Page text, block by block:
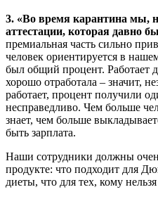
3. «Во время карантина мы,
аттестации, которая давно
премиальная часть сильно
человек ориентируется в
был общий процент. Работает
хорошо отработала – значит,
работает, процент получили
несправедливо. Чем больше
знает, чем больше
быть зарплата.
Наши сотрудники должны
продукте: что подходит для
диеты, что для тех, кому